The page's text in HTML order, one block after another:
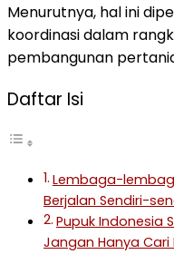
Menurutnya, hal ini
koordinasi dalam
pembangunan
Daftar Isi
Lembaga-
Berjalan Sendiri-
Pupuk Indonesia
Jangan Hanya Cari